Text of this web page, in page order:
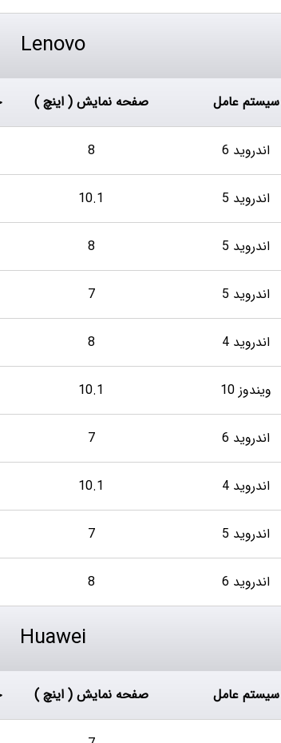
Lenovo
صفحه نمایش ( اینچ ) سیستم عامل
8 اندروید 6
10.1 اندروید 5
8 اندروید 5
7 اندروید 5
8 اندروید 4
10.1 ویندوز 10
7 اندروید 6
10.1 اندروید 4
7 اندروید 5
8 اندروید 6
Huawei
صفحه نمایش ( اینچ ) سیستم عامل